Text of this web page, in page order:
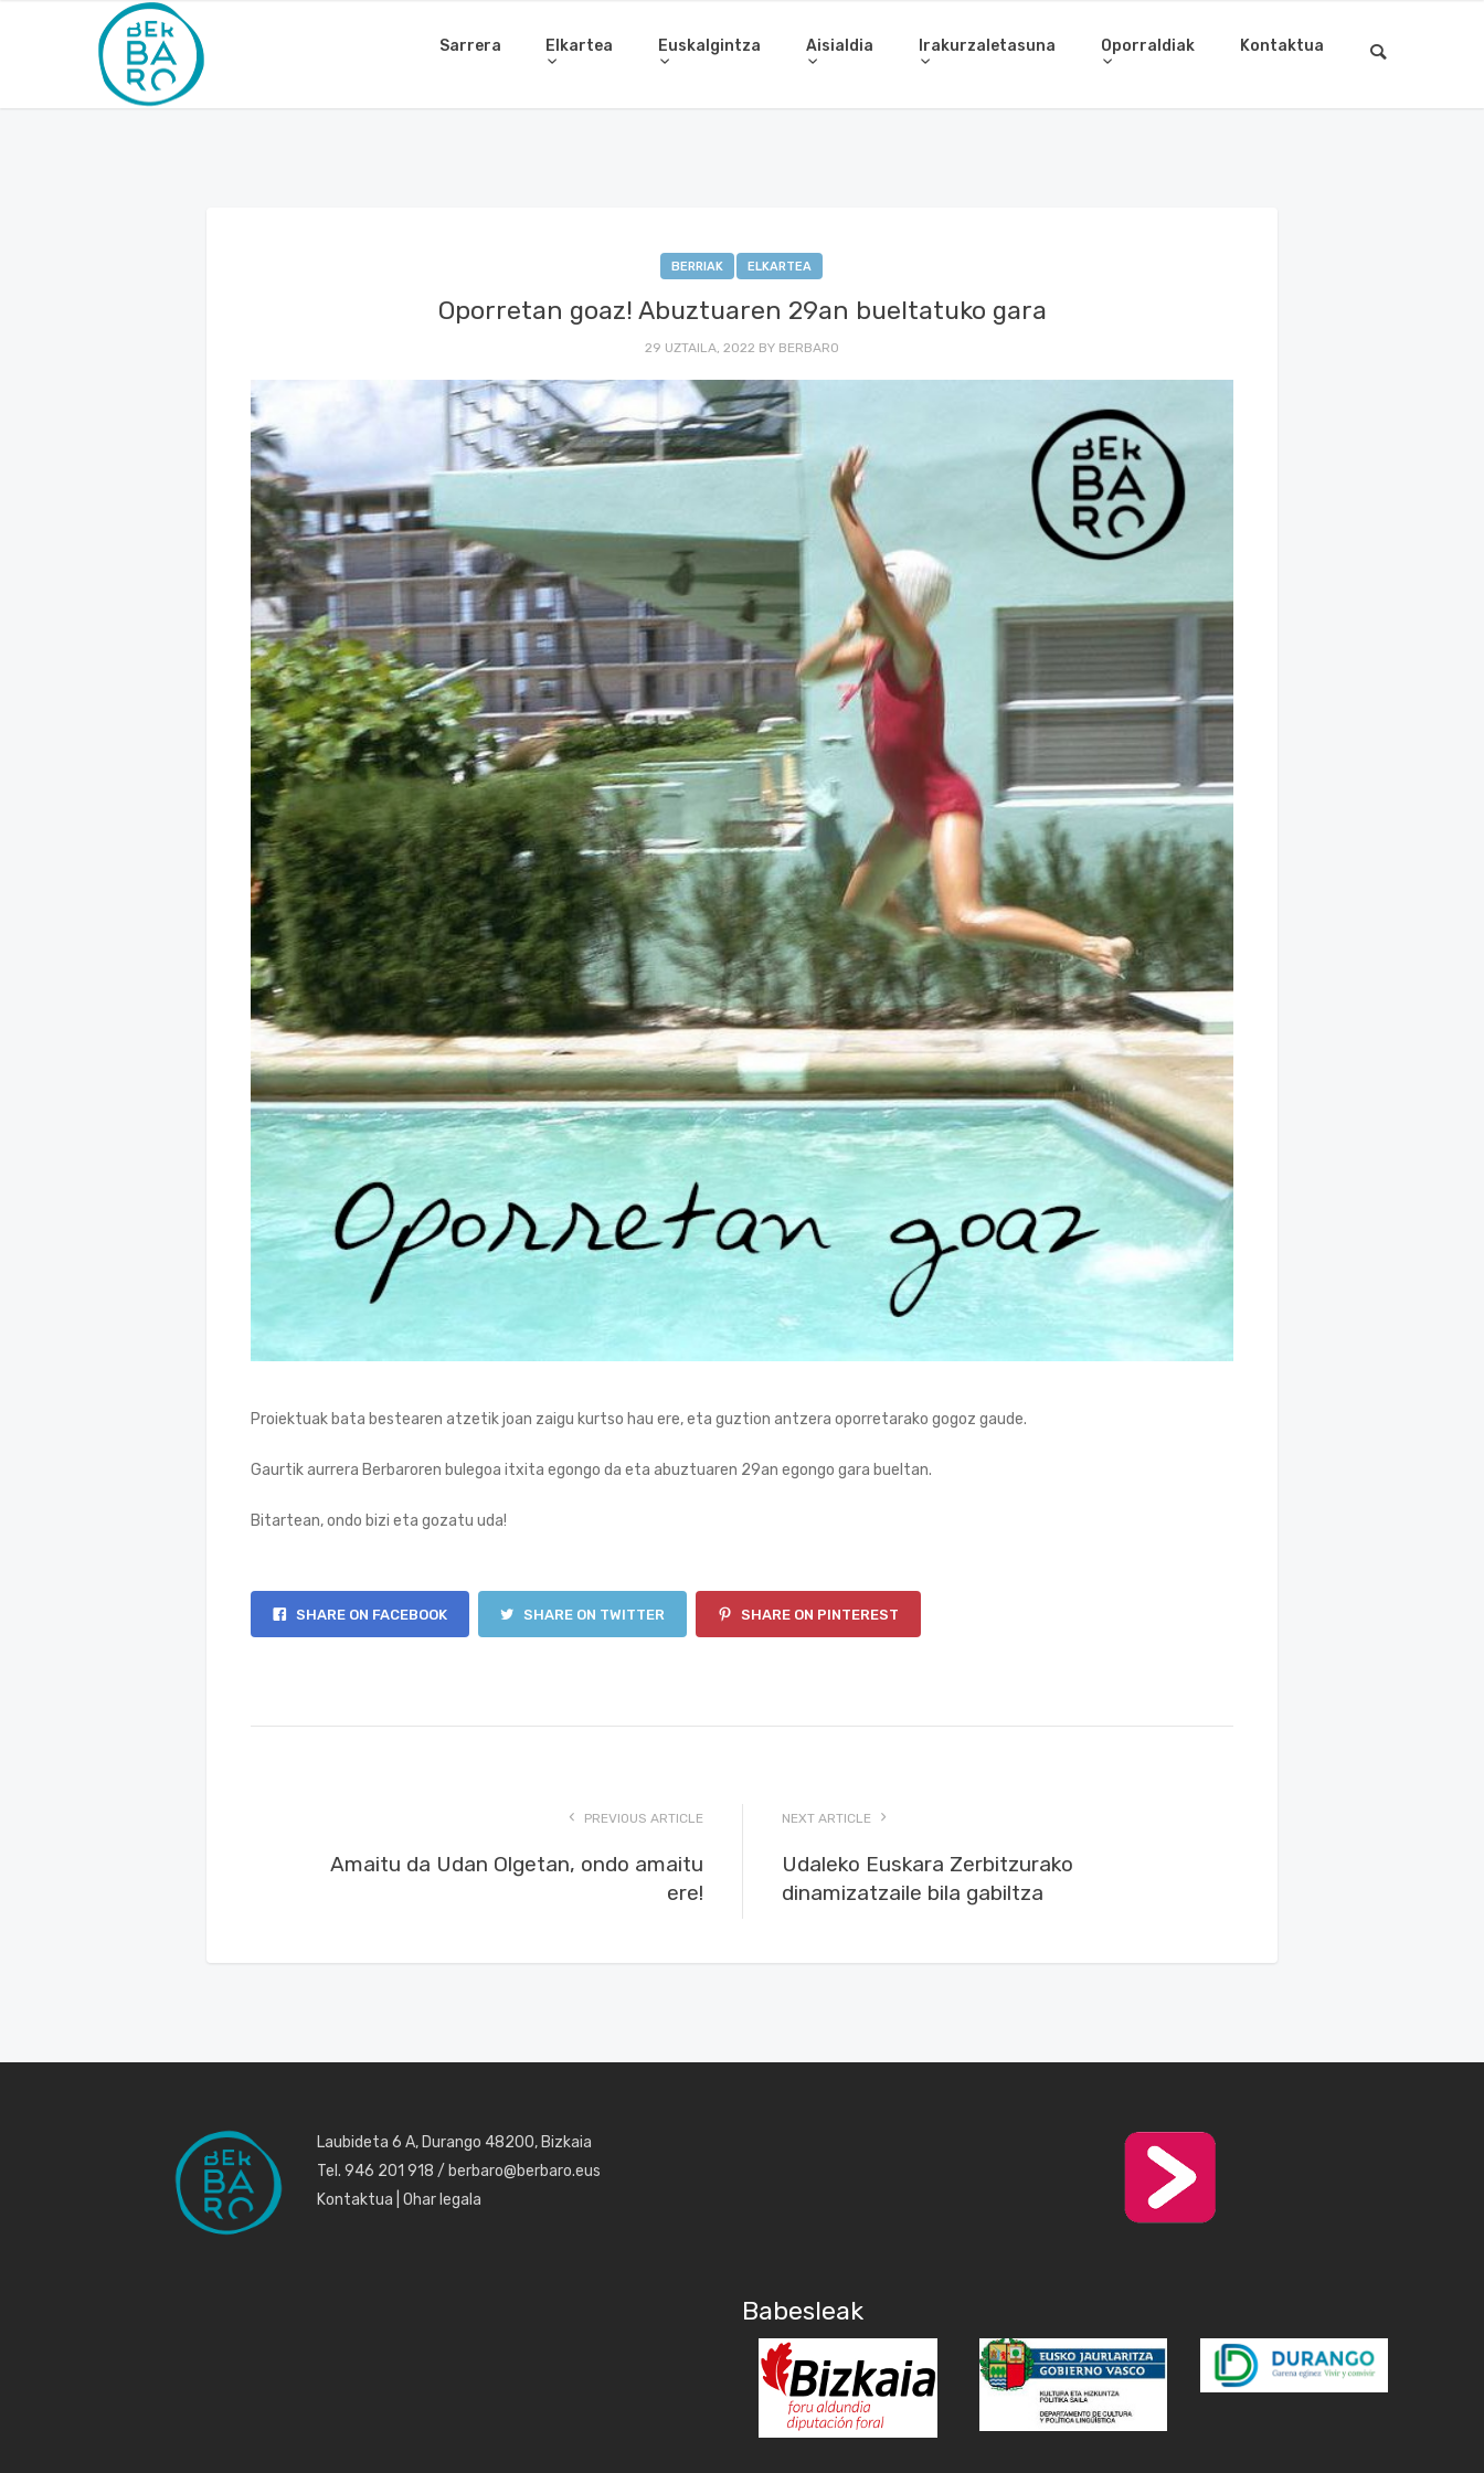
Sarrera Elkartea Euskalgintza Aisialdia Irakurzaletasuna Oporraldiak Kontaktua
BERRIAK ELKARTEA
Oporretan goaz! Abuztuaren 29an bueltatuko gara
29 UZTAILA, 2022 BY BERBARO
Proiektuak bata bestearen atzetik joan zaigu kurtso hau ere, eta guztion antzera oporretarako gogoz gaude.
Gaurtik aurrera Berbaroren bulegoa itxita egongo da eta abuztuaren 29an egongo gara bueltan.
Bitartean, ondo bizi eta gozatu uda!
SHARE ON FACEBOOK SHARE ON TWITTER SHARE ON PINTEREST
PREVIOUS ARTICLE
Amaitu da Udan Olgetan, ondo amaitu
ere!
NEXT ARTICLE
Udaleko Euskara Zerbitzurako
dinamizatzaile bila gabiltza
Laubideta 6 A, Durango 48200, Bizkaia
Tel. 946 201 918 / berbaro@berbaro.eus
Kontaktua Ohar legala
Babesleak